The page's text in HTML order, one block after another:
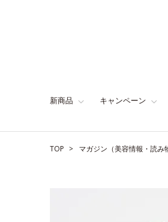
新商品 キャンペーン
TOP マガジン（美容情報・読み